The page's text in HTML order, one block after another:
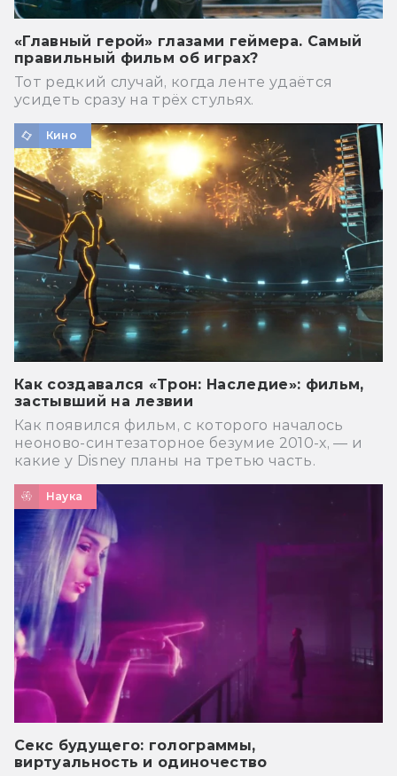
«Главный герой» глазами геймера. Самый
правильный фильм об играх?
Тот редкий случай, когда ленте удаётся
усидеть сразу на трёх стульях.
Кино
Как создавался «Трон: Наследие»: фильм,
застывший на лезвии
Как появился фильм, с которого началось
неоново-синтезаторное безумие 2010-х, — и
какие у Disney планы на третью часть.
Наука
Секс будущего: голограммы,
виртуальность и одиночество